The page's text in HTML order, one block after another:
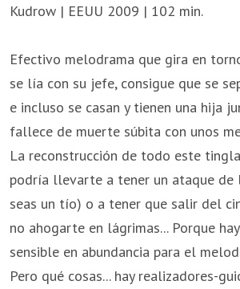
Kudrow | EEUU 2009 | 102 min.
Efectivo melodrama que gira en
se lía con su jefe, consigue que se
e incluso se casan y tienen una hija
fallece de muerte súbita con unos
La reconstrucción de todo este
podría llevarte a tener un ataque de
seas un tío) o a tener que salir del
no ahogarte en lágrimas... Porque
sensible en abundancia para el
Pero qué cosas... hay realizadores-